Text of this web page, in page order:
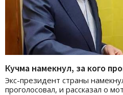
Кучма намекнул, за кого
Экс-президент страны
проголосовал, и рассказал о